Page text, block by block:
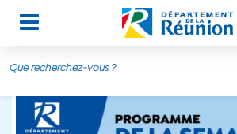
Aller au contenu principal